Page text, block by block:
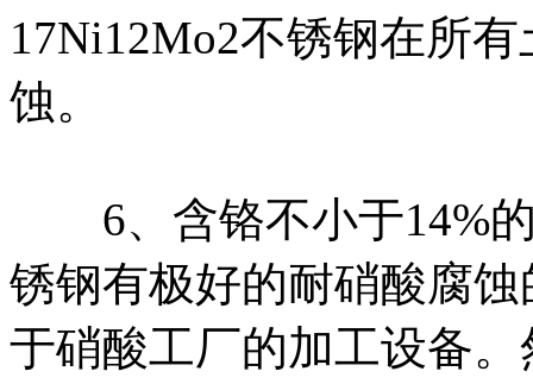
17Ni12Mо2不锈钢在所
蚀。
6、含铬不小于14%的
锈钢有极好的耐硝酸腐
于硝酸工厂的加工设备